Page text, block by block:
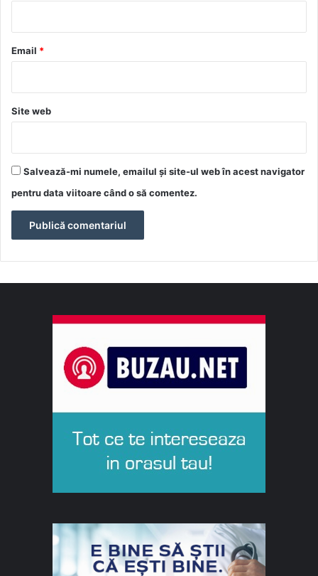
*
Email *
Site web
Salvează-mi numele, emailul și site-ul web în acest navigator
pentru data viitoare când o să comentez.